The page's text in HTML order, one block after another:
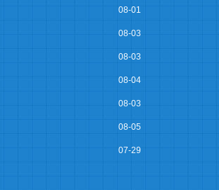
08-01
08-03
08-03
08-04
08-03
08-05
07-29